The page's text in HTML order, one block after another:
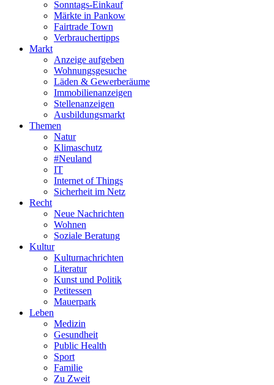
Sonntags-Einkauf
Märkte in Pankow
Fairtrade Town
Verbrauchertipps
Markt
Anzeige aufgeben
Wohnungsgesuche
Läden & Gewerberäume
Immobilienanzeigen
Stellenanzeigen
Ausbildungsmarkt
Themen
Natur
Klimaschutz
#Neuland
IT
Internet of Things
Sicherheit im Netz
Recht
Neue Nachrichten
Wohnen
Soziale Beratung
Kultur
Kulturnachrichten
Literatur
Kunst und Politik
Petitessen
Mauerpark
Leben
Medizin
Gesundheit
Public Health
Sport
Familie
Zu Zweit